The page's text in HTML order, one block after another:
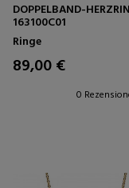
DOPPELBAND-
163100C01
Ringe
89,00 €
0